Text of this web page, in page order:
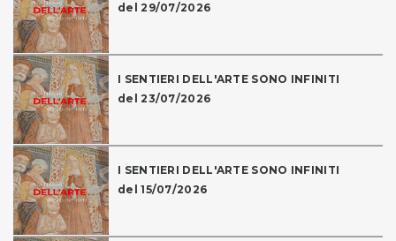
del 29/07/2026
I SENTIERI DELL'ARTE SONO INFINITI
del 23/07/2026
I SENTIERI DELL'ARTE SONO INFINITI
del 15/07/2026